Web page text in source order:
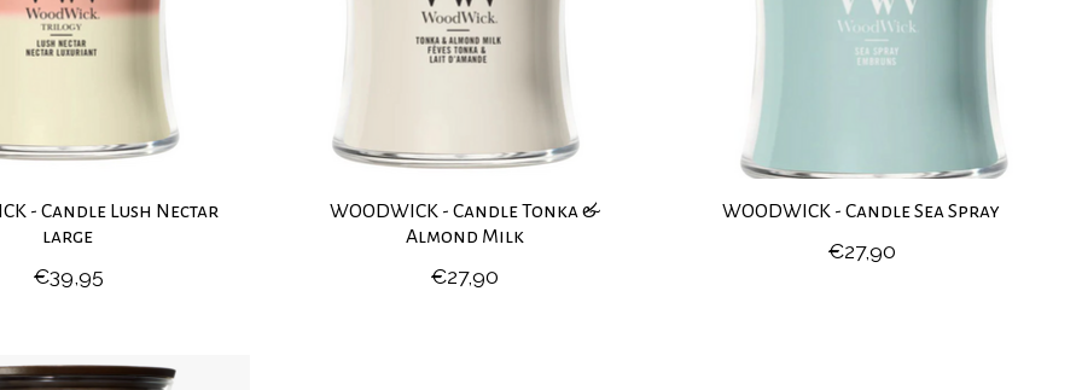
- Candle Lush Nectar
large
€39,95
WOODWICK - Candle Tonka &
Almond Milk
€27,90
WOODWICK - Candle Sea Spray
€27,90